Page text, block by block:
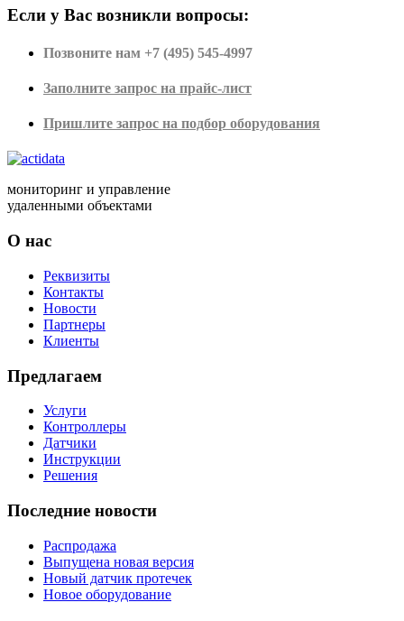
Если у Вас возникли вопросы:
Позвоните нам +7 (495) 545-4997
Заполните запрос на прайс-лист
Пришлите запрос на подбор оборудования
мониторинг и управление
удаленными объектами
О нас
Реквизиты
Контакты
Новости
Партнеры
Клиенты
Предлагаем
Услуги
Контроллеры
Датчики
Инструкции
Решения
Последние новости
Распродажа
Выпущена новая версия
Новый датчик протечек
Новое оборудование